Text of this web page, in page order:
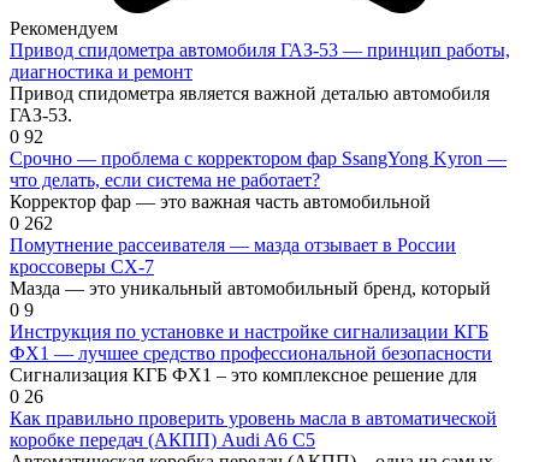
Рекомендуем
Привод спидометра автомобиля ГАЗ-53 — принцип работы,
диагностика и ремонт
Привод спидометра является важной деталью автомобиля
ГАЗ-53.
0 92
Срочно — проблема с корректором фар SsangYong Kyron —
что делать, если система не работает?
Корректор фар — это важная часть автомобильной
0 262
Помутнение рассеивателя — мазда отзывает в России
кроссоверы CX-7
Мазда — это уникальный автомобильный бренд, который
0 9
Инструкция по установке и настройке сигнализации КГБ
ФХ1 — лучшее средство профессиональной безопасности
Сигнализация КГБ ФХ1 – это комплексное решение для
0 26
Как правильно проверить уровень масла в автоматической
коробке передач (АКПП) Audi A6 C5